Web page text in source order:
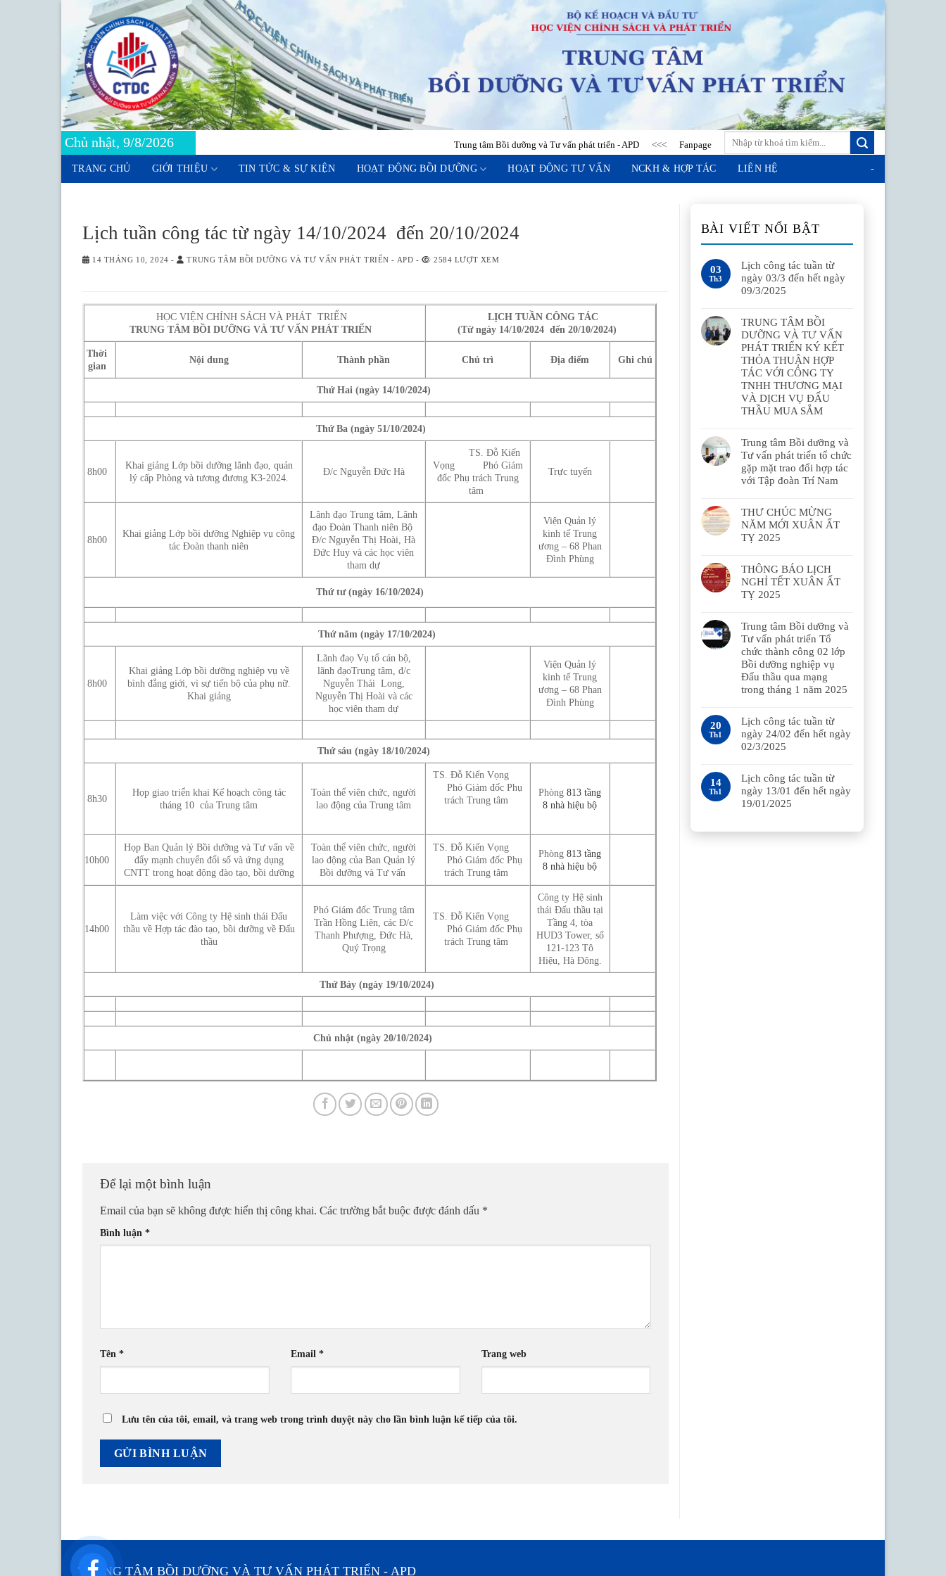
content
Chủ nhật, 9/8/2026 Trung tâm Bồi dưỡng và Tư vấn phát triển - APD <<< Fanpage <<< Địa chỉ: Phòng 813, Nhà hiệu bộ, Học viện Chính sách
TRANG CHỦ GIỚI THIỆU TIN TỨC & SỰ KIỆN HOẠT ĐỘNG BỒI DƯỠNG HOẠT ĐỘNG TƯ VẤN NCKH & HỢP TÁC LIÊN HỆ -
Lịch tuần công tác từ ngày 14/10/2024 đến 20/10/2024
14 THÁNG 10, 2024 - TRUNG TÂM BỒI DƯỠNG VÀ TƯ VẤN PHÁT TRIỂN - APD - 2584 LƯỢT XEM
HỌC VIỆN CHÍNH SÁCH VÀ PHÁT TRIỂN
TRUNG TÂM BỒI DƯỠNG VÀ TƯ VẤN PHÁT TRIỂN
LỊCH TUẦN CÔNG TÁC
(Từ ngày 14/10/2024 đến 20/10/2024)
Thời
gian
Nội dung Thành phần Chủ trì Địa điểm Ghi chú
Thứ Hai (ngày 14/10/2024)
Thứ Ba (ngày 51/10/2024)
8h00
Khai giảng Lớp bồi dưỡng lãnh đạo, quản
lý cấp Phòng và tương đương K3-2024.
Đ/c Nguyễn Đức Hà
TS. Đỗ Kiến
Vọng Phó Giám
đốc Phụ trách Trung
tâm
Trực tuyến
8h00
Khai giảng Lớp bồi dưỡng Nghiệp vụ công
tác Đoàn thanh niên
Lãnh đạo Trung tâm, Lãnh
đạo Đoàn Thanh niên Bộ
Đ/c Nguyễn Thị Hoài, Hà
Đức Huy và các học viên
tham dự
Viện Quản lý
kinh tế Trung
ương – 68 Phan
Đình Phùng
Thứ tư (ngày 16/10/2024)
Thứ năm (ngày 17/10/2024)
8h00
Khai giảng Lớp bồi dưỡng nghiệp vụ về
bình đẳng giới, vì sự tiến bộ của phụ nữ.
Khai giảng
Lãnh đaọ Vụ tổ cán bộ,
lãnh đạoTrung tâm, đ/c
Nguyễn Thái Long,
Nguyễn Thị Hoài và các
học viên tham dự
Viện Quản lý
kinh tế Trung
ương – 68 Phan
Đình Phùng
Thứ sáu (ngày 18/10/2024)
8h30
Họp giao triển khai Kế hoạch công tác
tháng 10 của Trung tâm
Toàn thể viên chức, người
lao động của Trung tâm
TS. Đỗ Kiến Vọng
Phó Giám đốc Phụ
trách Trung tâm
Phòng 813 tầng
8 nhà hiệu bộ
10h00
Họp Ban Quản lý Bồi dưỡng và Tư vấn về
đẩy mạnh chuyển đổi số và ứng dụng
CNTT trong hoạt động đào tạo, bồi dưỡng
Toàn thể viên chức, người
lao động của Ban Quản lý
Bồi dưỡng và Tư vấn
TS. Đỗ Kiến Vọng
Phó Giám đốc Phụ
trách Trung tâm
Phòng 813 tầng
8 nhà hiệu bộ
14h00
Làm việc với Công ty Hệ sinh thái Đấu
thầu về Hợp tác đào tạo, bồi dưỡng về Đấu
thầu
Phó Giám đốc Trung tâm
Trần Hồng Liên, các Đ/c
Thanh Phượng, Đức Hà,
Quý Trọng
TS. Đỗ Kiến Vọng
Phó Giám đốc Phụ
trách Trung tâm
Công ty Hệ sinh
thái Đấu thầu tại
Tầng 4, tòa
HUD3 Tower, số
121-123 Tô
Hiệu, Hà Đông.
Thứ Bảy (ngày 19/10/2024)
Chủ nhật (ngày 20/10/2024)
Để lại một bình luận
Email của bạn sẽ không được hiển thị công khai. Các trường bắt buộc được đánh dấu *
Bình luận *
Tên * Email * Trang web
Lưu tên của tôi, email, và trang web trong trình duyệt này cho lần bình luận kế tiếp của tôi.
BÀI VIẾT NỔI BẬT
03
Th3
Lịch công tác tuần từ
ngày 03/3 đến hết ngày
09/3/2025
TRUNG TÂM BỒI
DƯỠNG VÀ TƯ VẤN
PHÁT TRIỂN KÝ KẾT
THỎA THUẬN HỢP
TÁC VỚI CÔNG TY
TNHH THƯƠNG MẠI
VÀ DỊCH VỤ ĐẤU
THẦU MUA SẮM
Trung tâm Bồi dưỡng và
Tư vấn phát triển tổ chức
gặp mặt trao đổi hợp tác
với Tập đoàn Trí Nam
THƯ CHÚC MỪNG
NĂM MỚI XUÂN ẤT
TỴ 2025
THÔNG BÁO LỊCH
NGHỈ TẾT XUÂN ẤT
TỴ 2025
Trung tâm Bồi dưỡng và
Tư vấn phát triển Tổ
chức thành công 02 lớp
Bồi dưỡng nghiệp vụ
Đấu thầu qua mạng
trong tháng 1 năm 2025
20
Th1
Lịch công tác tuần từ
ngày 24/02 đến hết ngày
02/3/2025
14
Th1
Lịch công tác tuần từ
ngày 13/01 đến hết ngày
19/01/2025
TRUNG TÂM BỒI DƯỠNG VÀ TƯ VẤN PHÁT TRIỂN - APD